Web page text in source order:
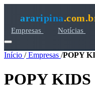
araripina
Empresas Notícias
Início /Empresas /POPY
POPY KIDS